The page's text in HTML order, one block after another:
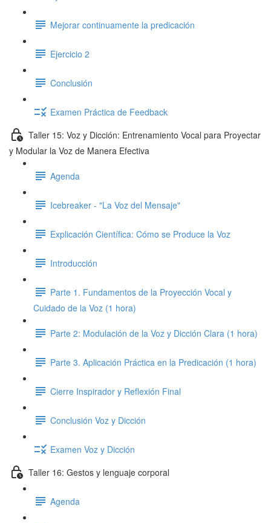
Mejorar continuamente la predicación
Ejercicio 2
Conclusión
Examen Práctica de Feedback
Taller 15: Voz y Dicción: Entrenamiento Vocal para Proyectar
y Modular la Voz de Manera Efectiva
Agenda
Icebreaker - "La Voz del Mensaje"
Explicación Científica: Cómo se Produce la Voz
Introducción
Parte 1. Fundamentos de la Proyección Vocal y
Cuidado de la Voz (1 hora)
Parte 2: Modulación de la Voz y Dicción Clara (1 hora)
Parte 3. Aplicación Práctica en la Predicación (1 hora)
Cierre Inspirador y Reflexión Final
Conclusión Voz y Dicción
Examen Voz y Dicción
Taller 16: Gestos y lenguaje corporal
Agenda